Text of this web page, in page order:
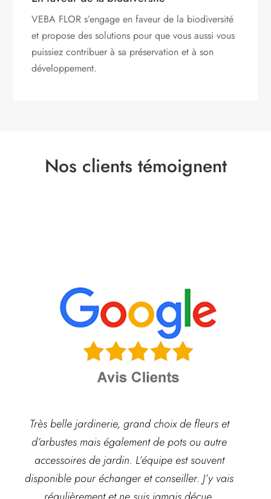
VEBA FLOR s’engageen faveur de la biodiversité
et propose des solutions pour que vous aussi vous
puissiez contribuer à sa préservation et à son
développement.
Nos clients témoignent
Très belle jardinerie, grand choix de fleurs et
d’arbustes mais également de pots ou autre
accessoires de jardin. L’équipe est souvent
disponible pour échanger et conseiller. J’y vais